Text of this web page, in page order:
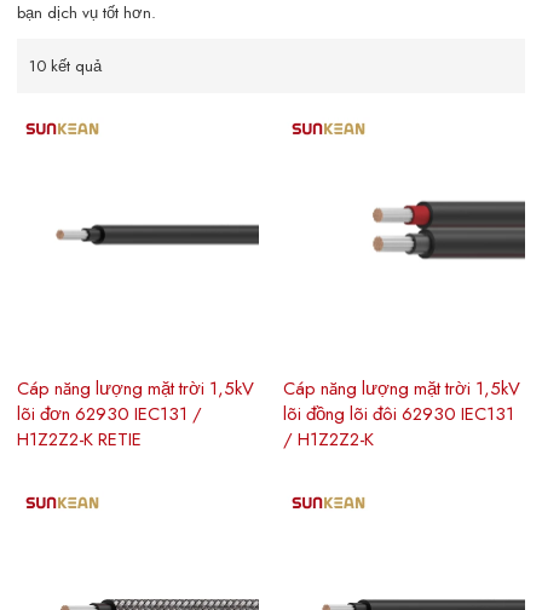
bạn dịch vụ tốt hơn.
10 kết quả
Cáp năng lượng mặt trời 1,5kV
lõi đơn 62930 IEC131 /
H1Z2Z2-K RETIE
Cáp năng lượng mặt trời 1,5kV
lõi đồng lõi đôi 62930 IEC131
/ H1Z2Z2-K